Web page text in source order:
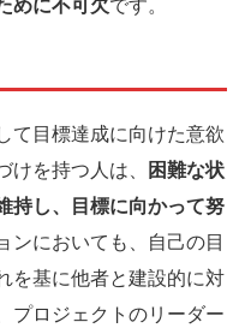
めに不可欠です。
て目標達成に向けた意欲
を持つ人は、
困難な状
持し、目標に向かって努
ンにおいても、自己の目
を基に他者と建設的に対
プロジェクトのリーダー